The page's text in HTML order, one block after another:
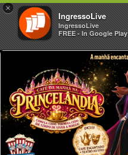
×
IngressoLive
IngressoLive
FREE - In Google Play